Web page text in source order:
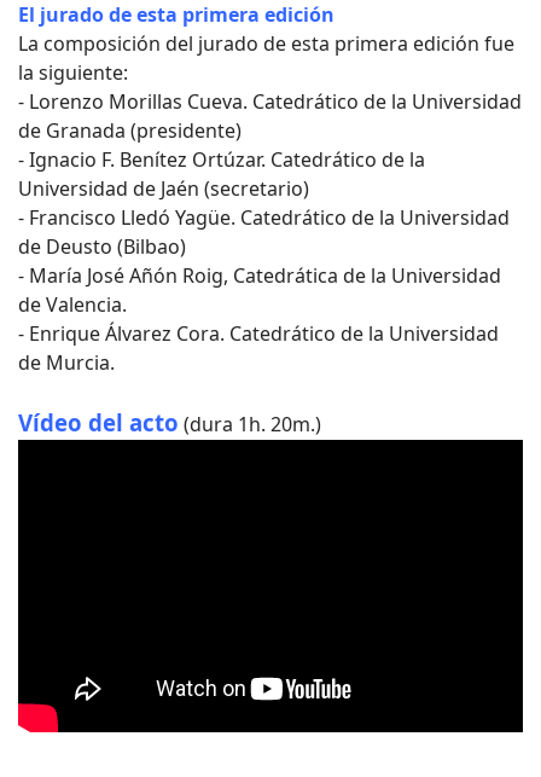
El jurado de esta primera edición
La composición del jurado de esta primera edición fue
la siguiente:
- Lorenzo Morillas Cueva. Catedrático de la Universidad
de Granada (presidente)
- Ignacio F. Benítez Ortúzar. Catedrático de la
Universidad de Jaén (secretario)
- Francisco Lledó Yagüe. Catedrático de la Universidad
de Deusto (Bilbao)
- María José Añón Roig, Catedrática de la Universidad
de Valencia.
- Enrique Álvarez Cora. Catedrático de la Universidad
de Murcia.
Vídeo del acto (dura 1h. 20m.)